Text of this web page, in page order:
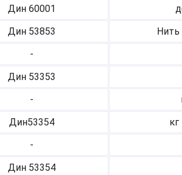
Дин 60001
Дин 53853
-
Дин 53353
-
Дин53354
-
Дин 53354